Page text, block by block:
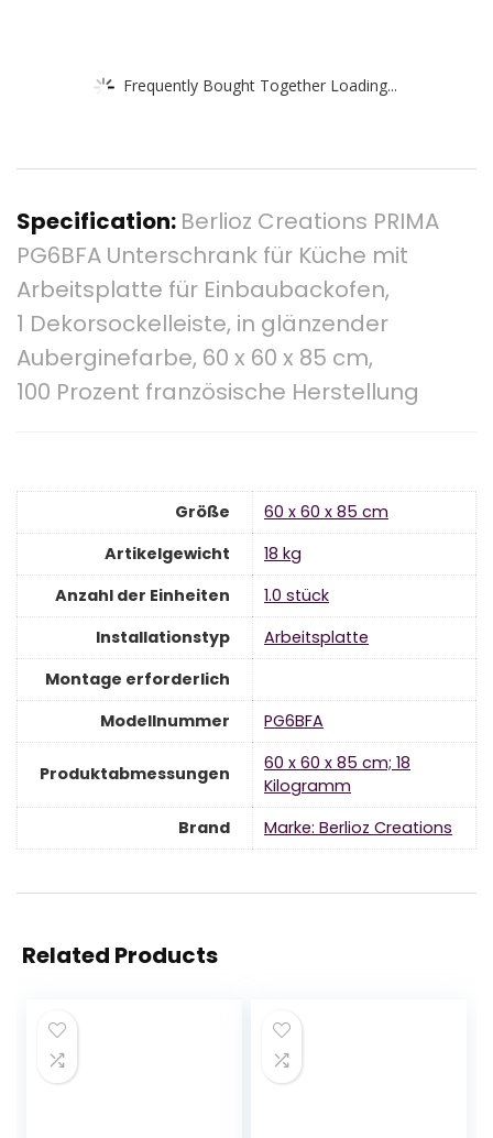
Frequently Bought Together Loading...
Specification: Berlioz Creations PRIMA
PG6BFA Unterschrank für Küche mit
Arbeitsplatte für Einbaubackofen,
1 Dekorsockelleiste, in glänzender
Auberginefarbe, 60 x 60 x 85 cm,
100 Prozent französische Herstellung
Größe
‎60 x 60 x 85 cm
Artikelgewicht
‎18 kg
Anzahl der Einheiten
‎1.0 stück
Installationstyp
‎Arbeitsplatte
Montage erforderlich
Modellnummer
‎PG6BFA
Produktabmessungen
‎60 x 60 x 85 cm; 18
Kilogramm
Brand
Marke: Berlioz Creations
Related Products